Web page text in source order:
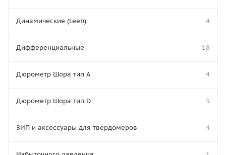
Динамические (Leeb) 4
Дифференциальные 18
Дюрометр Шора тип A 4
Дюрометр Шора тип D 3
ЗИП и аксессуары для твердомеров 4